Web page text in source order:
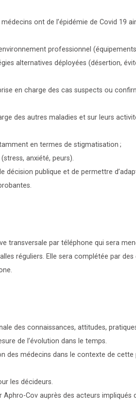
ont de l’épidémie de Covid 19
professionnel
alternatives déployées (désertion,
en charge des cas suspects ou
des autres maladies et sur leurs
en termes de stigmatisation ;
anxiété, peurs).
décision publique et de permettre
transversale par téléphone qui sera
réguliers. Elle sera complétée par des
des connaissances, attitudes,
de l’évolution dans le temps.
des médecins dans le contexte de cette
les décideurs.
Cov auprès des acteurs impliqués